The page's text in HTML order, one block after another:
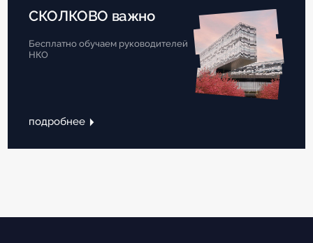
СКОЛКОВО важно
Бесплатно обучаем руководителей
НКО
подробнее